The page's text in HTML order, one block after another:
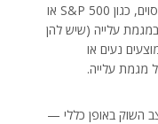
במדד מסוים, כגון S&P 500 או
עלייה (שיש להן
נעים או
מגמת עלייה.
השוק באופן כללי —